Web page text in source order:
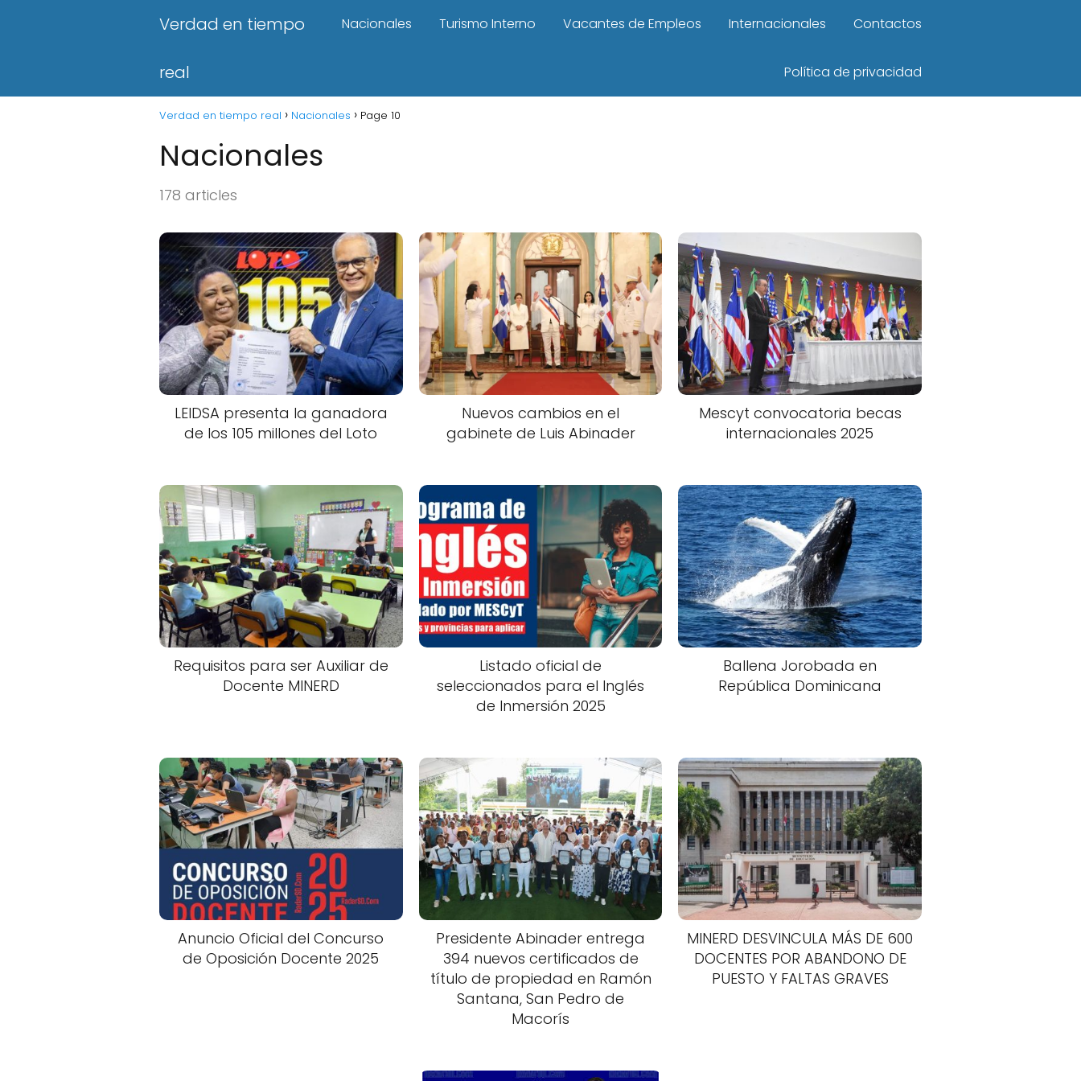
Verdad en tiempo
real
Nacionales Turismo Interno Vacantes de Empleos Internacionales Contactos
Política de privacidad
Verdad en tiempo real Nacionales Page 10
Nacionales
178 articles
LEIDSA presenta la ganadora
de los 105 millones del Loto
Nuevos cambios en el
gabinete de Luis Abinader
Mescyt convocatoria becas
internacionales 2025
Requisitos para ser Auxiliar de
Docente MINERD
Listado oficial de
seleccionados para el Inglés
de Inmersión 2025
Ballena Jorobada en
República Dominicana
Anuncio Oficial del Concurso
de Oposición Docente 2025
Presidente Abinader entrega
394 nuevos certificados de
título de propiedad en Ramón
Santana, San Pedro de
Macorís
MINERD DESVINCULA MÁS DE 600
DOCENTES POR ABANDONO DE
PUESTO Y FALTAS GRAVES